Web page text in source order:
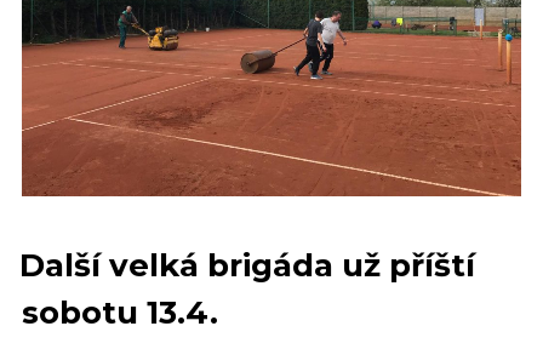
Další velká brigáda už příští
sobotu 13.4.